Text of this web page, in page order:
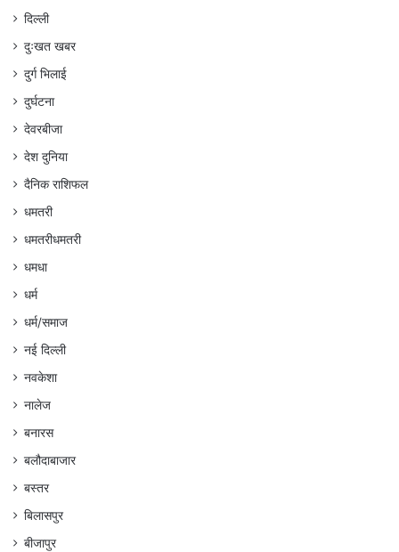
दिल्ली
दुःखत खबर
दुर्ग भिलाई
दुर्घटना
देवरबीजा
देश दुनिया
दैनिक राशिफल
धमतरी
धमतरीधमतरी
धमधा
धर्म
धर्म/समाज
नई दिल्ली
नवकेशा
नालेज
बनारस
बलौदाबाजार
बस्तर
बिलासपुर
बीजापुर